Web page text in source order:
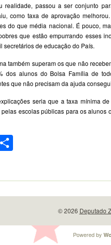
realidade, passou a ser conjunto
como taxa de aprovação
do que média nacional. É pouco,
que estão empurrando esses
secretários de educação do País.
também superam os que não
dos alunos do Bolsa Família de
que não precisam da ajuda
seria que a taxa mínima
escolas públicas para os alunos
© 2026 Deputado
Powered by